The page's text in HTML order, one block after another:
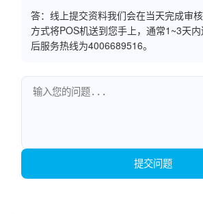
答：线上提交资料我们会在当天完成审
方式将POS机送到您手上，通常1~3天
后服务热线为4006689516。
提交问题